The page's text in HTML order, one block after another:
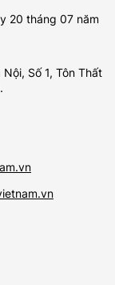
20 tháng 07 năm
Số 1, Tôn Thất